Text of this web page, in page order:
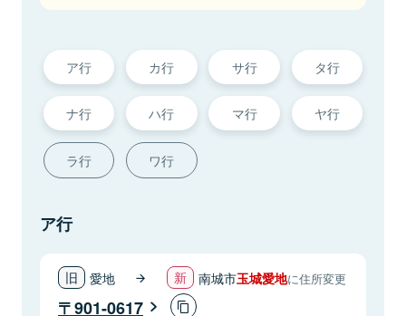
ア行 カ行 サ行 タ行
ナ行 ハ行 マ行 ヤ行
ラ行 ワ行
ア行
愛地 南城市玉城愛地に住所変更
901-0617